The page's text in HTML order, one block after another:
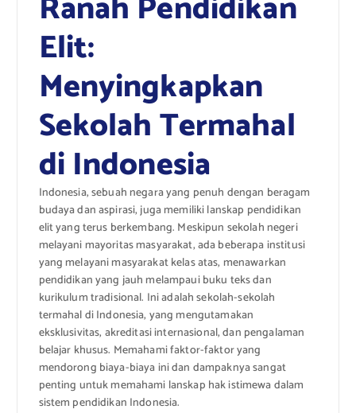
Elit:
Menyingkapkan
Sekolah Termahal
di Indonesia
Indonesia, sebuah negara yang penuh dengan beragam
budaya dan aspirasi, juga memiliki lanskap pendidikan
elit yang terus berkembang. Meskipun sekolah negeri
melayani mayoritas masyarakat, ada beberapa institusi
yang melayani masyarakat kelas atas, menawarkan
pendidikan yang jauh melampaui buku teks dan
kurikulum tradisional. Ini adalah sekolah-sekolah
termahal di Indonesia, yang mengutamakan
eksklusivitas, akreditasi internasional, dan pengalaman
belajar khusus. Memahami faktor-faktor yang
mendorong biaya-biaya ini dan dampaknya sangat
penting untuk memahami lanskap hak istimewa dalam
sistem pendidikan Indonesia.